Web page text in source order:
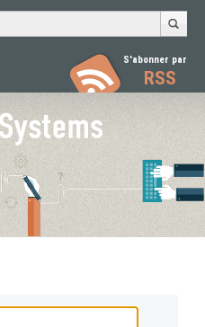
S'abonner par
RSS